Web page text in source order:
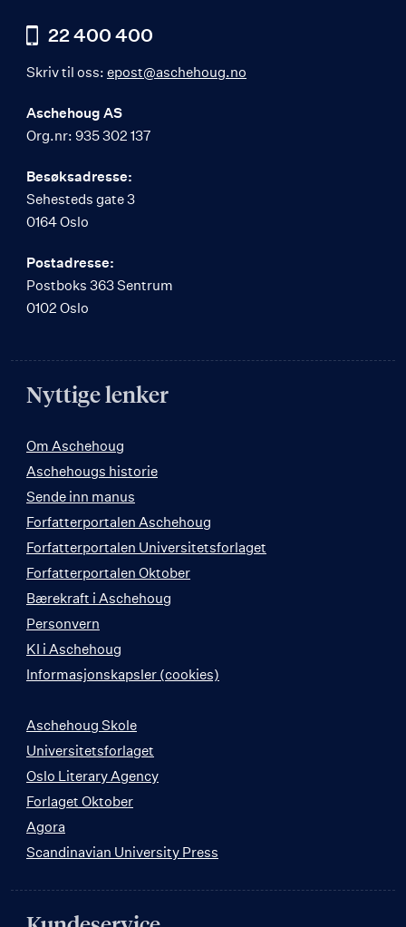
22 400 400
Skriv til oss: epost@aschehoug.no
Aschehoug AS
Org.nr: 935 302 137
Besøksadresse:
Sehesteds gate 3
0164 Oslo
Postadresse:
Postboks 363 Sentrum
0102 Oslo
Nyttige lenker
Om Aschehoug
Aschehougs historie
Sende inn manus
Forfatterportalen Aschehoug
Forfatterportalen Universitetsforlaget
Forfatterportalen Oktober
Bærekraft i Aschehoug
Personvern
KI i Aschehoug
Informasjonskapsler (cookies)
Aschehoug Skole
Universitetsforlaget
Oslo Literary Agency
Forlaget Oktober
Agora
Scandinavian University Press